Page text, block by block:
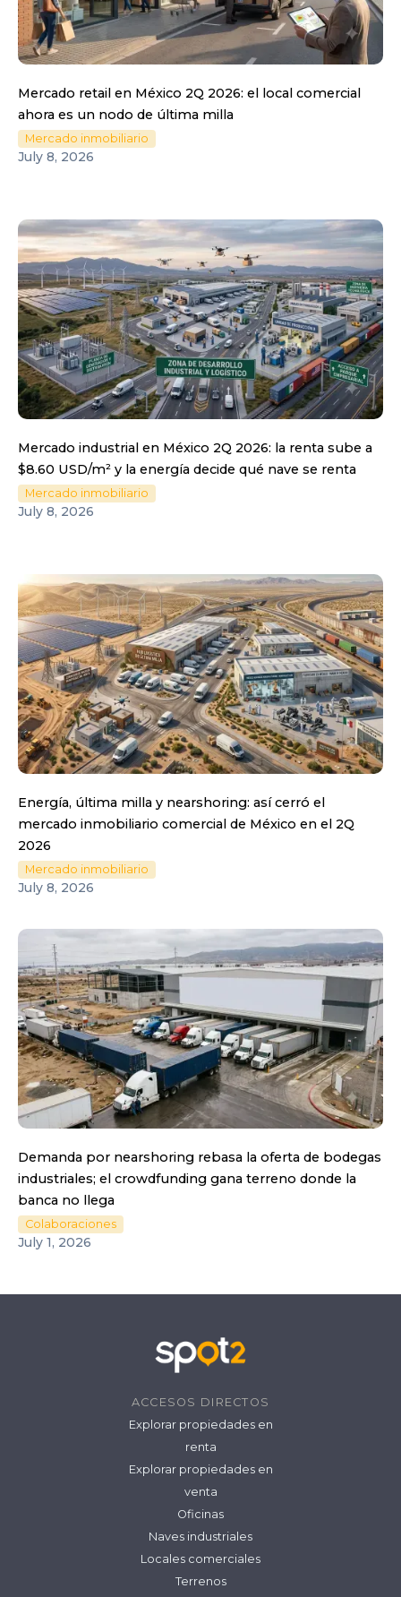
Mercado retail en México 2Q 2026: el local comercial
ahora es un nodo de última milla
Mercado inmobiliario
July 8, 2026
Mercado industrial en México 2Q 2026: la renta sube a
$8.60 USD/m² y la energía decide qué nave se renta
Mercado inmobiliario
July 8, 2026
Energía, última milla y nearshoring: así cerró el
mercado inmobiliario comercial de México en el 2Q
2026
Mercado inmobiliario
July 8, 2026
Demanda por nearshoring rebasa la oferta de bodegas
industriales; el crowdfunding gana terreno donde la
banca no llega
Colaboraciones
July 1, 2026
ACCESOS DIRECTOS
Explorar propiedades en
renta
Explorar propiedades en
venta
Oficinas
Naves industriales
Locales comerciales
Terrenos